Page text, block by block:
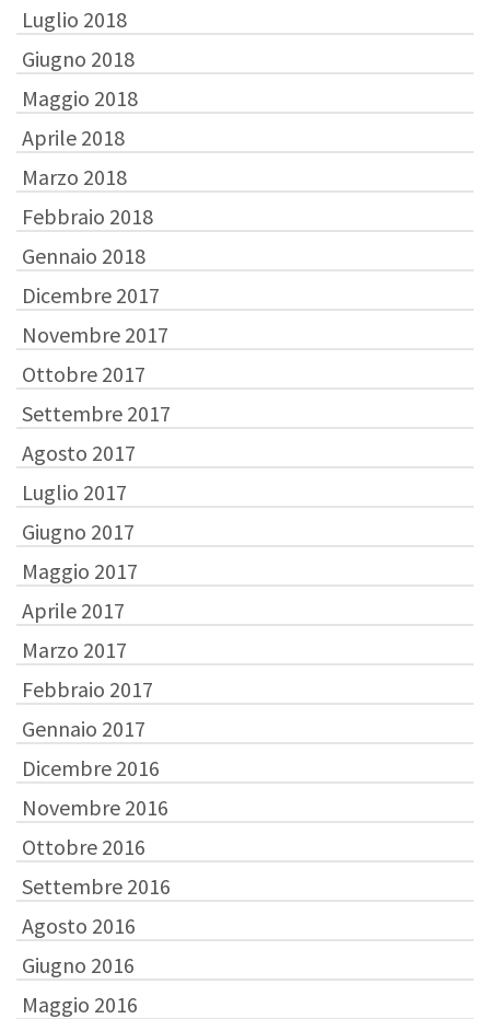
Luglio 2018
Giugno 2018
Maggio 2018
Aprile 2018
Marzo 2018
Febbraio 2018
Gennaio 2018
Dicembre 2017
Novembre 2017
Ottobre 2017
Settembre 2017
Agosto 2017
Luglio 2017
Giugno 2017
Maggio 2017
Aprile 2017
Marzo 2017
Febbraio 2017
Gennaio 2017
Dicembre 2016
Novembre 2016
Ottobre 2016
Settembre 2016
Agosto 2016
Giugno 2016
Maggio 2016